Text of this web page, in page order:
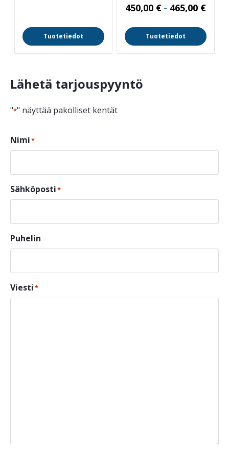
Tuotetiedot
450,00 € – 465,00 €
Tuotetiedot
Lähetä tarjouspyyntö
"*" näyttää pakolliset kentät
Nimi*
Sähköposti*
Puhelin
Viesti*